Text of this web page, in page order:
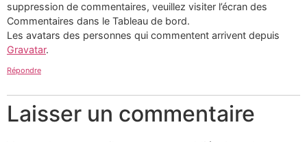
suppression de commentaires, veuillez visiter l’écran des
Commentaires dans le Tableau de bord.
Les avatars des personnes qui commentent arrivent depuis
Gravatar.
Répondre
Laisser un commentaire